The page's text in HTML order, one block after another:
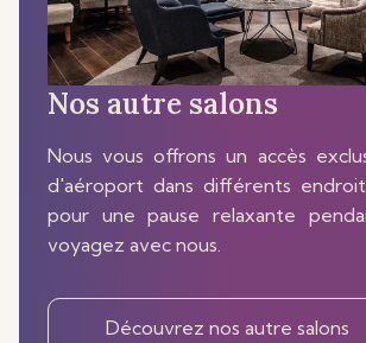
Nos autre salons
Nous vous offrons un accès
d'aéroport dans différents
pour une pause relaxante
voyagez avec nous.
Découvrez nos autre salons